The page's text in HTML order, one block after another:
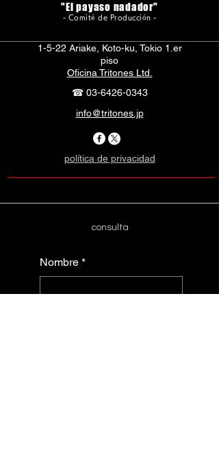
"El payaso nadador"
- Comité de Producción -
1-5-22 Ariake, Koto-ku, Tokio 1.er
piso
Oficina Tritones Ltd.
☎ 03-6426-0343
info@tritones.jp
política de privacidad
consulta
Nombre *